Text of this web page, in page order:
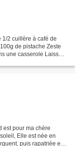
1/2 cuillère à café de
de pistache Zeste
une casserole Laisser
est pour ma chère
Elle est née en
puis rapatriée en